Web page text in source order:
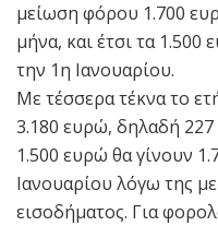
μείωση φόρου 1.700
μήνα, και έτσι τα 1.500
την 1η Ιανουαρίου.
Με τέσσερα τέκνα το
3.180 ευρώ, δηλαδή 227
1.500 ευρώ θα γίνουν
Ιανουαρίου λόγω της
εισοδήματος. Για